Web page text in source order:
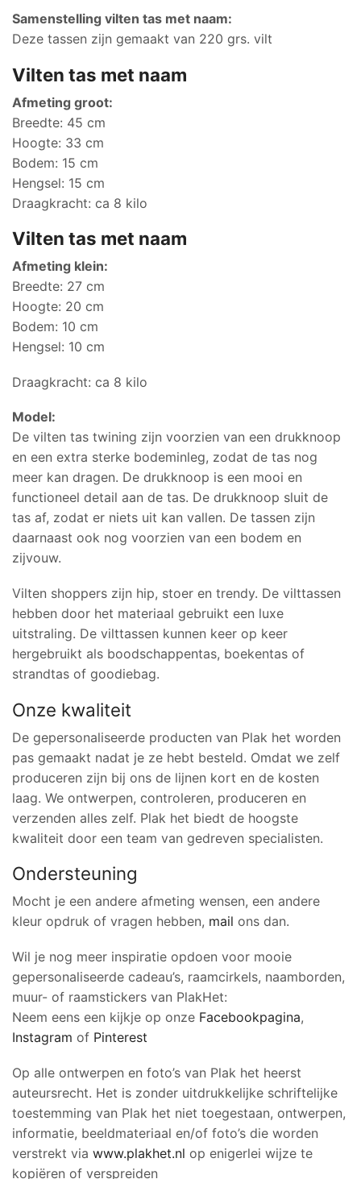
Samenstelling vilten tas met naam:
Deze tassen zijn gemaakt van 220 grs. vilt
Vilten tas met naam
Afmeting groot:
Breedte: 45 cm
Hoogte: 33 cm
Bodem: 15 cm
Hengsel: 15 cm
Draagkracht: ca 8 kilo
Vilten tas met naam
Afmeting klein:
Breedte: 27 cm
Hoogte: 20 cm
Bodem: 10 cm
Hengsel: 10 cm
Draagkracht: ca 8 kilo
Model:
De vilten tas twining zijn voorzien van een drukknoop
en een extra sterke bodeminleg, zodat de tas nog
meer kan dragen. De drukknoop is een mooi en
functioneel detail aan de tas. De drukknoop sluit de
tas af, zodat er niets uit kan vallen. De tassen zijn
daarnaast ook nog voorzien van een bodem en
zijvouw.
Vilten shoppers zijn hip, stoer en trendy. De vilttassen
hebben door het materiaal gebruikt een luxe
uitstraling. De vilttassen kunnen keer op keer
hergebruikt als boodschappentas, boekentas of
strandtas of goodiebag.
Onze kwaliteit
De gepersonaliseerde producten van Plak het worden
pas gemaakt nadat je ze hebt besteld. Omdat we zelf
produceren zijn bij ons de lijnen kort en de kosten
laag. We ontwerpen, controleren, produceren en
verzenden alles zelf. Plak het biedt de hoogste
kwaliteit door een team van gedreven specialisten.
Ondersteuning
Mocht je een andere afmeting wensen, een andere
kleur opdruk of vragen hebben, mail ons dan.
Wil je nog meer inspiratie opdoen voor mooie
gepersonaliseerde cadeau’s, raamcirkels, naamborden,
muur- of raamstickers van PlakHet:
Neem eens een kijkje op onze Facebookpagina,
Instagram of Pinterest
Op alle ontwerpen en foto’s van Plak het heerst
auteursrecht. Het is zonder uitdrukkelijke schriftelijke
toestemming van Plak het niet toegestaan, ontwerpen,
informatie, beeldmateriaal en/of foto’s die worden
verstrekt via www.plakhet.nl op enigerlei wijze te
kopiëren of verspreiden